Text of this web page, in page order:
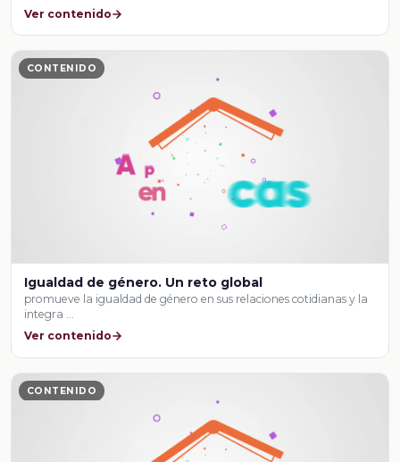
Ver contenido
CONTENIDO
Igualdad de género. Un reto global
promueve la igualdad de género en sus relaciones cotidianas y la
integra …
Ver contenido
CONTENIDO